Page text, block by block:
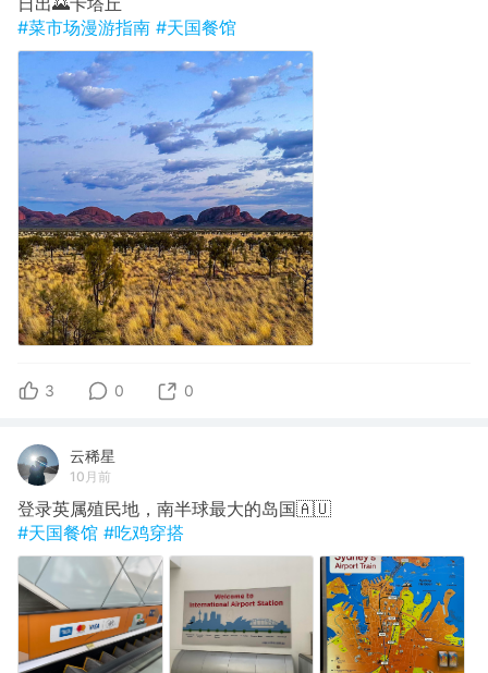
#菜市场漫游指南 #天国餐馆
3 0 0
云稀星
10月前
登录英属殖民地，南半球最大的岛国🇦🇺
#天国餐馆 #吃鸡穿搭